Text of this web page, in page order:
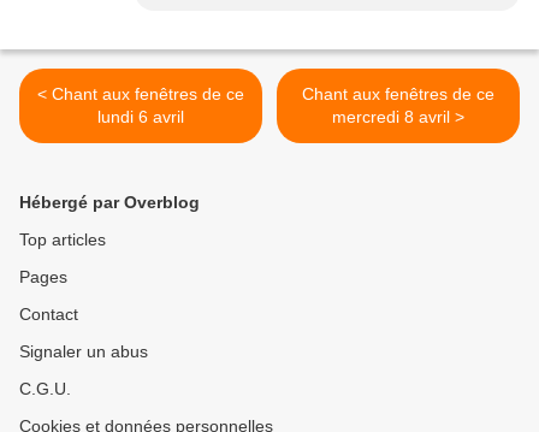
< Chant aux fenêtres de ce
lundi 6 avril
Chant aux fenêtres de ce
mercredi 8 avril >
Hébergé par Overblog
Top articles
Pages
Contact
Signaler un abus
C.G.U.
Cookies et données personnelles